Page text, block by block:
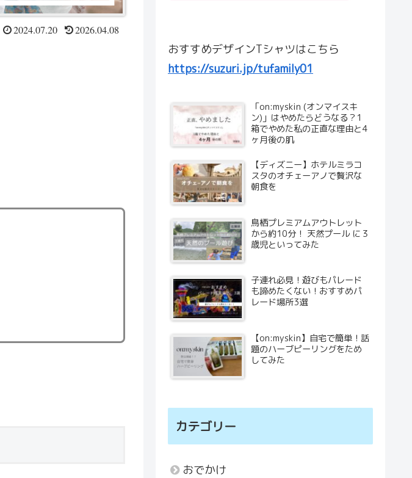
2024.07.20 2026.04.08
おすすめデザインTシャツはこちら
https://suzuri.jp/tufamily01
「on:myskin (オンマイスキ
ン)」はやめたらどうなる？1
箱でやめた私の正直な理由と4
ヶ月後の肌
【ディズニー】ホテルミラコ
スタのオチェーアノで贅沢な
朝食を
鳥栖プレミアムアウトレット
から約10分！ 天然プール に３
歳児といってみた
子連れ必見！遊びもパレード
も諦めたくない！おすすめパ
レード場所3選
【on:myskin】自宅で簡単！話
題のハーブピーリングをため
してみた
カテゴリー
おでかけ